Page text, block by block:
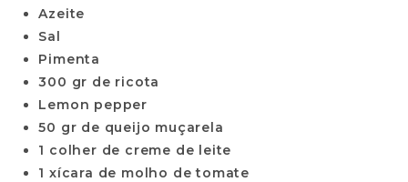
Azeite
Sal
Pimenta
300 gr de ricota
Lemon pepper
50 gr de queijo muçarela
1 colher de creme de leite
1 xícara de molho de tomate